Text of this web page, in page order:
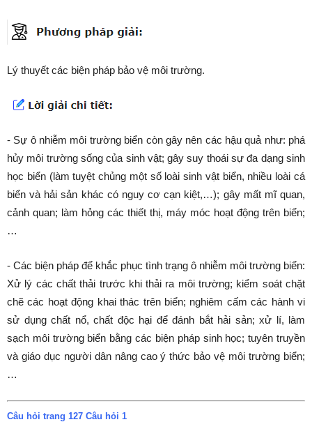
Lý thuyết các biện pháp bảo vệ môi trường.
- Sự ô nhiễm môi trường biển còn gây nên các hậu quả như: phá
hủy môi trường sống của sinh vật; gây suy thoái sự đa dạng sinh
học biển (làm tuyệt chủng một số loài sinh vật biển, nhiều loài cá
biển và hải sản khác có nguy cơ cạn kiệt,…); gây mất mĩ quan,
cảnh quan; làm hỏng các thiết thị, máy móc hoạt động trên biển;
…
- Các biện pháp để khắc phục tình trạng ô nhiễm môi trường biển:
Xử lý các chất thải trước khi thải ra môi trường; kiểm soát chặt
chẽ các hoạt động khai thác trên biển; nghiêm cấm các hành vi
sử dụng chất nổ, chất độc hại để đánh bắt hải sản; xử lí, làm
sạch môi trường biển bằng các biện pháp sinh học; tuyên truyền
và giáo dục người dân nâng cao ý thức bảo vệ môi trường biển;
…
Câu hỏi trang 127 Câu hỏi 1